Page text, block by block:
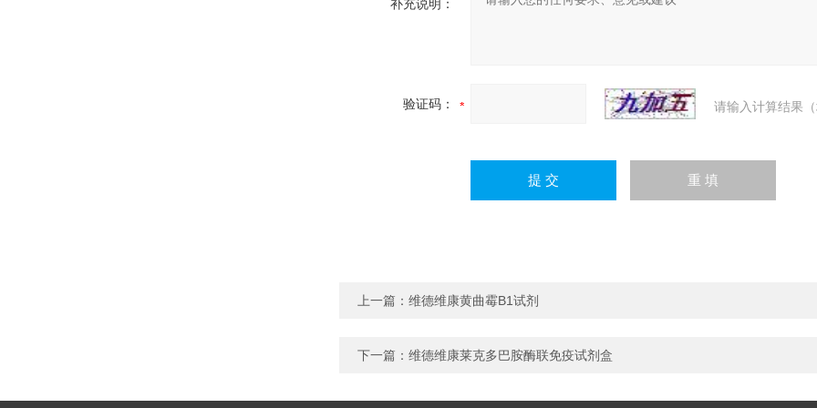
补充说明：
验证码： 请输入计算结果
上一篇： 维德维康黄曲霉B1试剂
下一篇： 维德维康莱克多巴胺酶联免疫试剂盒